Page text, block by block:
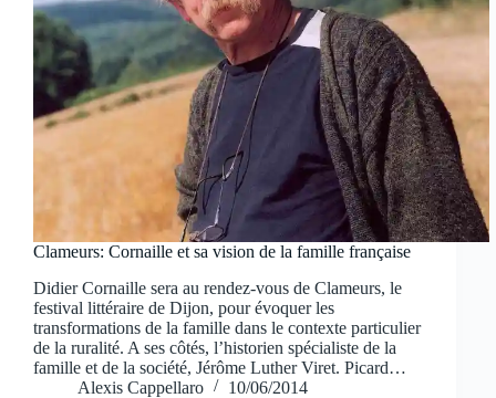
Clameurs: Cornaille et sa vision de la famille française
Didier Cornaille sera au rendez-vous de Clameurs, le
festival littéraire de Dijon, pour évoquer les
transformations de la famille dans le contexte particulier
de la ruralité. A ses côtés, l’historien spécialiste de la
famille et de la société, Jérôme Luther Viret. Picard…
Alexis Cappellaro
10/06/2014